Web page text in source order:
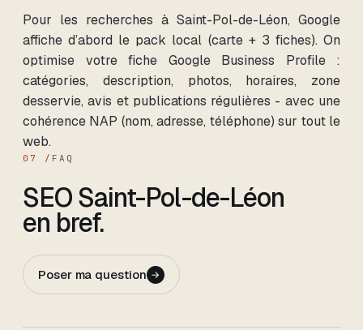
Pour les recherches à Saint-Pol-de-Léon, Google
affiche d’abord le pack local (carte + 3 fiches). On
optimise votre fiche Google Business Profile :
catégories, description, photos, horaires, zone
desservie, avis et publications régulières - avec une
cohérence NAP (nom, adresse, téléphone) sur tout le
web.
07 / FAQ
SEOSaint-Pol-de-Léon
en bref.
Poser ma question →